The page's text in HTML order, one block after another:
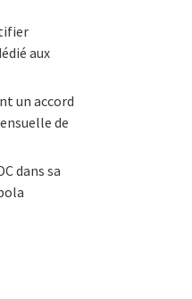
aux
un accord
de
dans sa